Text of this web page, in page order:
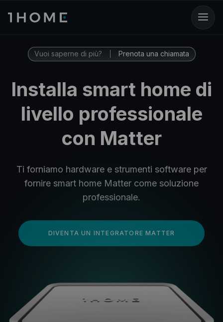
Vuoi saperne di più? Prenota una chiamata
Installa smart home di
livello professionale
con Matter
Ti forniamo hardware e strumenti software per
fornire smart home Matter come soluzione
professionale.
DIVENTA UN INTEGRATORE MATTER